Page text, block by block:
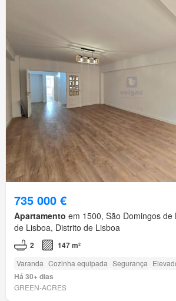
735 000 €
Apartamento em 1500, São Domingos de
de Lisboa, Distrito de Lisboa
2 147 m²
Varanda Cozinha equipada Segurança
Há 30+ dias
GREEN-ACRES